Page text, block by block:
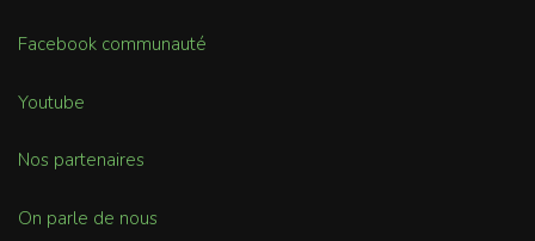
Facebook communauté
Youtube
Nos partenaires
On parle de nous